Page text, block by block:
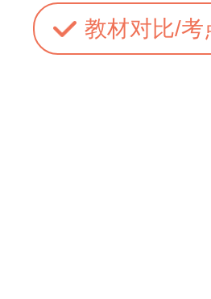
教材对比/考